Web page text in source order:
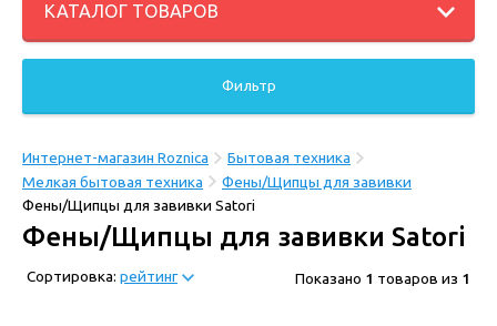
КАТАЛОГ ТОВАРОВ
Фильтр
Интернет-магазин Roznica
Бытовая техника
Мелкая бытовая техника
Фены/Щипцы для завивки
Фены/Щипцы для завивки Satori
Фены/Щипцы для завивки Satori
Сортировка: рейтинг Показано 1 товаров из 1